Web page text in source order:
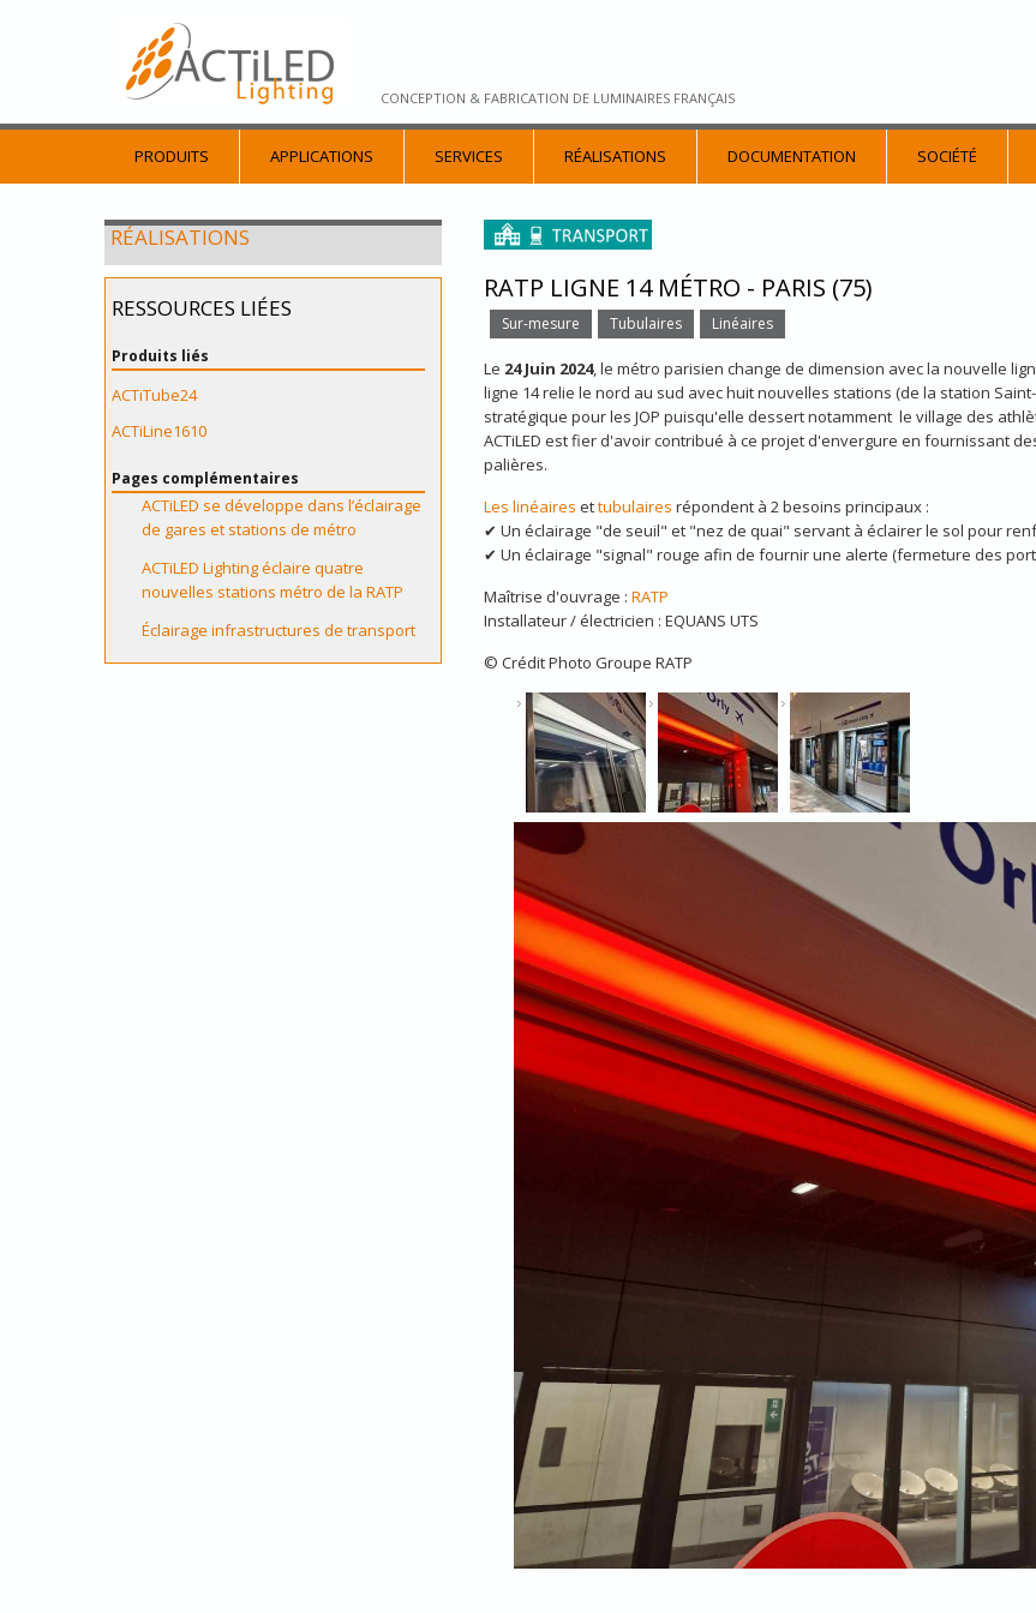
CONCEPTION & FABRICATION DE LUMINAIRES FRANÇAIS
PRODUITS APPLICATIONS SERVICES RÉALISATIONS DOCUMENTATION SOCIÉTÉ
RATP LIGNE 14 MÉTRO - PARIS (75)
Sur-mesure Tubulaires Linéaires
Le 24 Juin 2024, le métro parisien change de dimension avec la nouvelle
ligne 14 relie le nord au sud avec huit nouvelles stations (de la station
stratégique pour les JOP puisqu'elle dessert notamment le village des
ACTiLED est fier d'avoir contribué à ce projet d'envergure en fournissant
palières.
Les linéaires ettubulaires répondent à 2 besoins principaux :
✔ Un éclairage "de seuil" et "nez de quai" servant à éclairer le sol pour
✔ Un éclairage "signal" rouge afin de fournir une alerte (fermeture des
Maîtrise d'ouvrage : RATP
Installateur / électricien : EQUANS UTS
© Crédit Photo Groupe RATP
RÉALISATIONS
RESSOURCES LIÉES
Produits liés
ACTiTube24
ACTiLine1610
Pages complémentaires
ACTiLED se développe dans l’éclairage
de gares et stations de métro
ACTiLED Lighting éclaire quatre
nouvelles stations métro de la RATP
Éclairage infrastructures de transport